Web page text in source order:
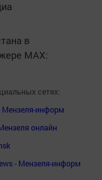
в
MАХ:
сетях:
Мензеля-информ
онлайн
- Мензеля-информ